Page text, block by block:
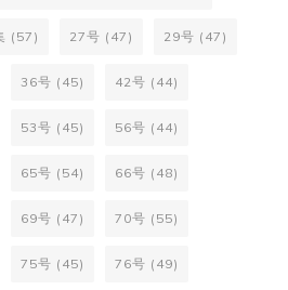
(57) 27号 (47) 29号 (47)
36号 (45) 42号 (44)
53号 (45) 56号 (44)
65号 (54) 66号 (48)
69号 (47) 70号 (55)
75号 (45) 76号 (49)